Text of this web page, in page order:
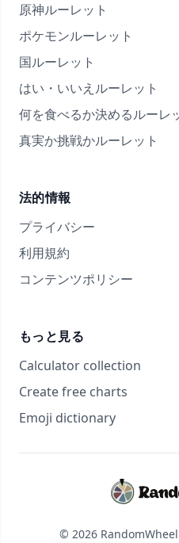
原神ルーレット
ポケモンルーレット
国ルーレット
はい・いいえルーレット
何を食べるか決めるルーレ
真実か挑戦かルーレット
法的情報
プライバシー
利用規約
コンテンツポリシー
もっと見る
Calculator collection
Create free charts
Emoji dictionary
© 2026 RandomWheel.